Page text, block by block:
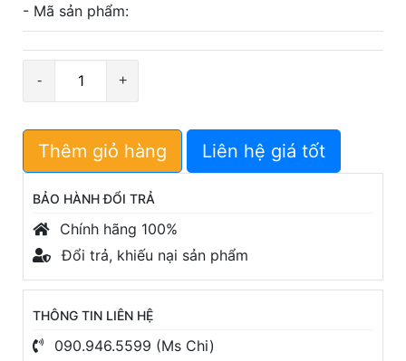
- Mã sản phẩm:
lượng
Thêm giỏ hàng Liên hệ giá tốt
BẢO HÀNH ĐỔI TRẢ
Chính hãng 100%
Đổi trả, khiếu nại sản phẩm
THÔNG TIN LIÊN HỆ
090.946.5599 (Ms Chi)